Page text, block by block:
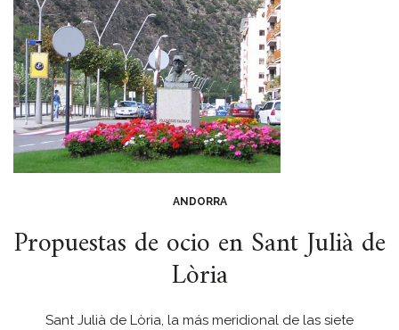
ANDORRA
Propuestas de ocio en Sant Julià de
Lòria
Sant Julià de Lòria, la más meridional de las siete